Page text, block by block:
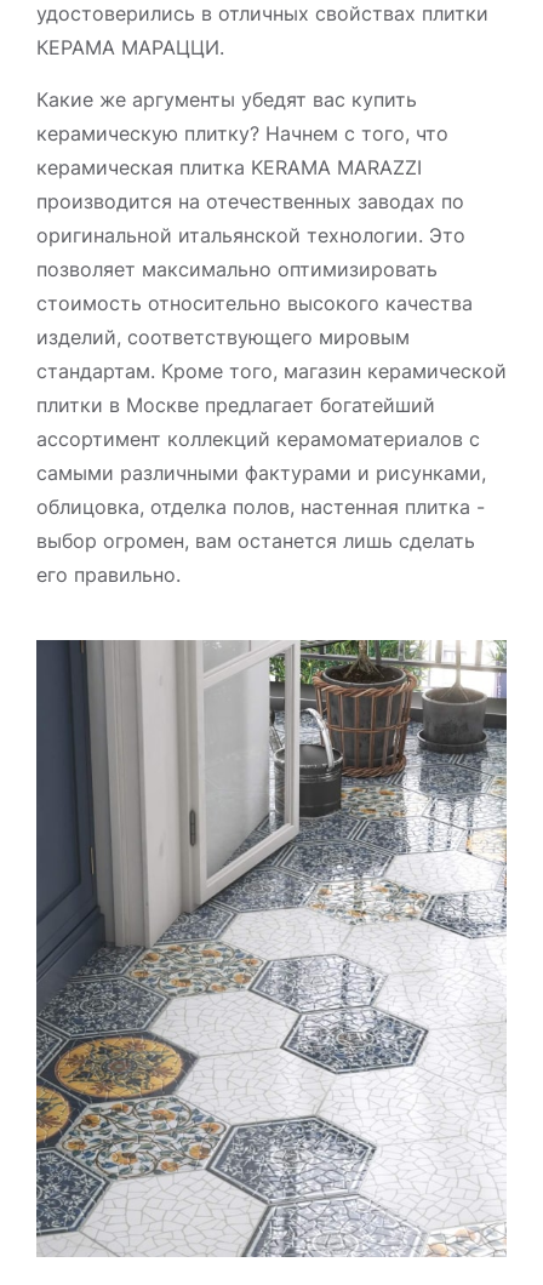
удостоверились в отличных свойствах плитки
КЕРАМА МАРАЦЦИ.
Какие же аргументы убедят вас купить
керамическую плитку? Начнем с того, что
керамическая плитка KERAMA MARAZZI
производится на отечественных заводах по
оригинальной итальянской технологии. Это
позволяет максимально оптимизировать
стоимость относительно высокого качества
изделий, соответствующего мировым
стандартам. Кроме того, магазин керамической
плитки в Москве предлагает богатейший
ассортимент коллекций керамоматериалов с
самыми различными фактурами и рисунками,
облицовка, отделка полов, настенная плитка -
выбор огромен, вам останется лишь сделать
его правильно.